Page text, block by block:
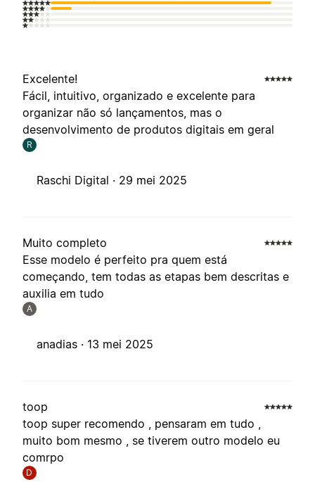
Excelente!
Fácil, intuitivo, organizado e excelente para
organizar não só lançamentos, mas o
desenvolvimento de produtos digitais em geral
R
Raschi Digital · 29 mei 2025
Muito completo
Esse modelo é perfeito pra quem está
começando, tem todas as etapas bem descritas e
auxilia em tudo
A
anadias · 13 mei 2025
toop
toop super recomendo , pensaram em tudo ,
muito bom mesmo , se tiverem outro modelo eu
comrpo
D